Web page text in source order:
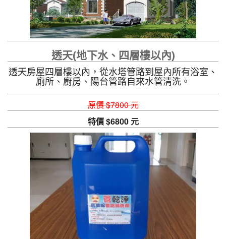
透天(地下水、四層樓以內)
透天房屋四層樓以內，從水塔管路到屋內所有浴室、
廁所、廚房、陽台管路自來水管清洗。
原價 $7800 元
特價 $6800 元